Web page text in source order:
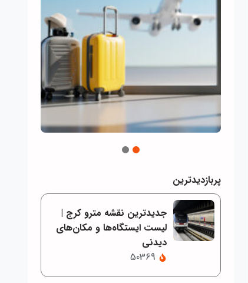
پربازدیدترین
جدیدترین نقشه مترو کرج |
لیست ایستگاه‌ها و مکان‌های
دیدنی
50369